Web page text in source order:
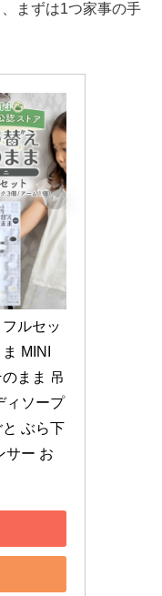
まずは1つ家事の手
ルセッ
MINI
まま 吊
ィソープ
ぶら下
サー お